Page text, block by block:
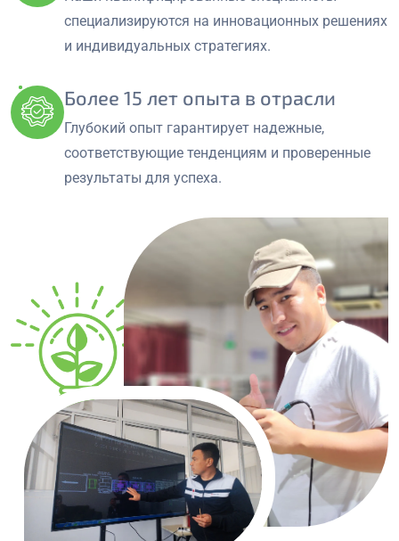
специализируются на инновационных решениях
и индивидуальных стратегиях.
Более 15 лет опыта в отрасли
Глубокий опыт гарантирует надежные,
соответствующие тенденциям и проверенные
результаты для успеха.